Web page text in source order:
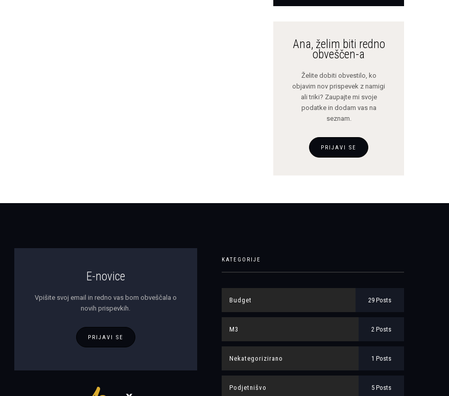
Ana, želim biti redno
obveščen-a
Želite dobiti obvestilo, ko
objavim nov prispevek z namigi
ali triki? Zaupajte mi svoje
podatke in dodam vas na
seznam.
PRIJAVI SE
E-novice
Vpišite svoj email in redno vas bom obveščala o
novih prispevkih.
PRIJAVI SE
KATEGORIJE
Budget 29 Posts
M3 2 Posts
Nekategorizirano 1 Posts
Podjetnišvo 5 Posts